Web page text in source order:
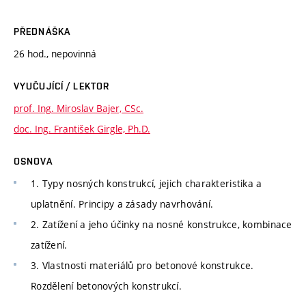
PŘEDNÁŠKA
26 hod., nepovinná
VYUČUJÍCÍ / LEKTOR
prof. Ing. Miroslav Bajer, CSc.
doc. Ing. František Girgle, Ph.D.
OSNOVA
1. Typy nosných konstrukcí, jejich charakteristika a
uplatnění. Principy a zásady navrhování.
2. Zatížení a jeho účinky na nosné konstrukce, kombinace
zatížení.
3. Vlastnosti materiálů pro betonové konstrukce.
Rozdělení betonových konstrukcí.